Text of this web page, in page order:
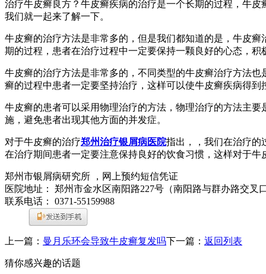
治疗牛皮癣良方？牛皮癣疾病的治疗是一个长期的过程，牛
我们就一起来了解一下。
牛皮癣的治疗方法是非常多的，但是我们都知道的是，牛皮
期的过程，患者在治疗过程中一定要保持一颗良好的心态，
牛皮癣的治疗方法是非常多的，不同类型的牛皮癣治疗方法
癣的过程中患者一定要坚持治疗，这样可以使牛皮癣疾病得到
牛皮癣的患者可以采用物理治疗的方法，物理治疗的方法主
施，避免患者出现其他方面的并发症。
对于牛皮癣的治疗郑州治疗银屑病医院指出，，我们在治疗的
在治疗期间患者一定要注意保持良好的饮食习惯，这样对于
郑州市银屑病研究所 ，网上预约短信凭证
医院地址： 郑州市金水区南阳路227号（南阳路与群办路交叉
联系电话： 0371-55159988
上一篇： 曼月乐环会导致牛皮癣复发吗下一篇： 返回列表
猜你感兴趣的话题